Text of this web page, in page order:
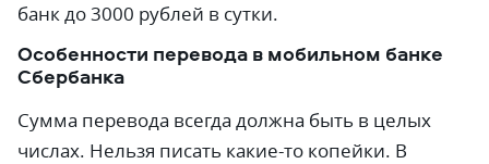
банк до 3000 рублей в сутки.
Особенности перевода в мобильном банке
Сбербанка
Сумма перевода всегда должна быть в целых
числах. Нельзя писать какие-то копейки. В